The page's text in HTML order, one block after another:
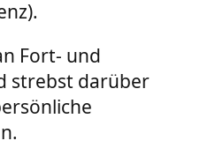
Fort- und
strebst darüber